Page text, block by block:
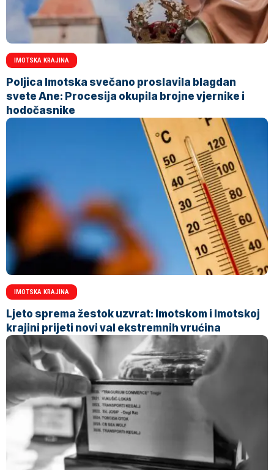
IMOTSKA KRAJINA
Poljica Imotska svečano proslavila blagdan
svete Ane: Procesija okupila brojne vjernike i
hodočasnike
IMOTSKA KRAJINA
Ljeto sprema žestok uzvrat: Imotskom i Imotskoj
krajini prijeti novi val ekstremnih vrućina